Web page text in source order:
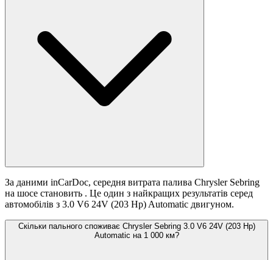
За даними inCarDoc, середня витрата палива Chrysler Sebring
на шосе становить . Це один з найкращих результатів серед
автомобілів з 3.0 V6 24V (203 Hp) Automatic двигуном.
Скільки пального споживає Chrysler Sebring 3.0 V6 24V (203 Hp)
Automatic на 1 000 км?